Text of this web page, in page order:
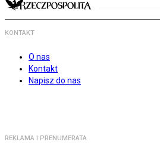
KONTAKT
O nas
Kontakt
Napisz do nas
REKLAMA I PRENUMERATA